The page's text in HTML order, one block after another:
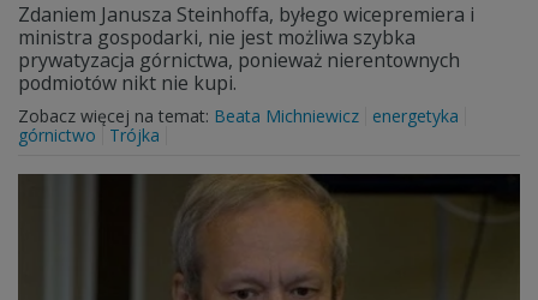
Zdaniem Janusza Steinhoffa, byłego wicepremiera i
ministra gospodarki, nie jest możliwa szybka
prywatyzacja górnictwa, ponieważ nierentownych
podmiotów nikt nie kupi.
Zobacz więcej na temat: Beata Michniewicz
energetyka
górnictwo
Trójka